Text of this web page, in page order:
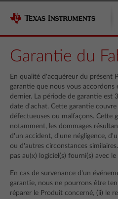
Garantie du
En qualité d'acquéreur du présent
garantie que nous vous
dernier. La période de garantie est
date d'achat. Cette garantie
défectueuses ou malfaçons. Cette
notamment, les dommages
d'un accident, d'une négligence,
ou d'autres circonstances
pas au(x) logiciel(s) fourni(s) avec
En cas de survenance d'un
garantie, nous ne pourrons être
réparer le Produit concerné, (ii) le